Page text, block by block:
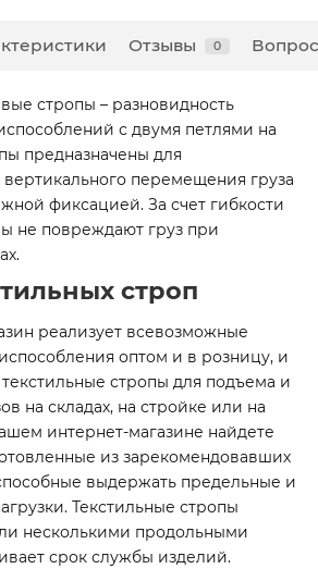
Отзывы 0
стропы – разновидность
с двумя петлями на
предназначены для
вертикального перемещения груза
фиксацией. За счет гибкости
не повреждают груз при
строп
реализует всевозможные
оптом и в розницу, и
текстильные стропы для подъема и
на складах, на стройке или на
интернет-магазине найдете
из зарекомендовавших
выдержать предельные и
Текстильные стропы
несколькими продольными
срок службы изделий.